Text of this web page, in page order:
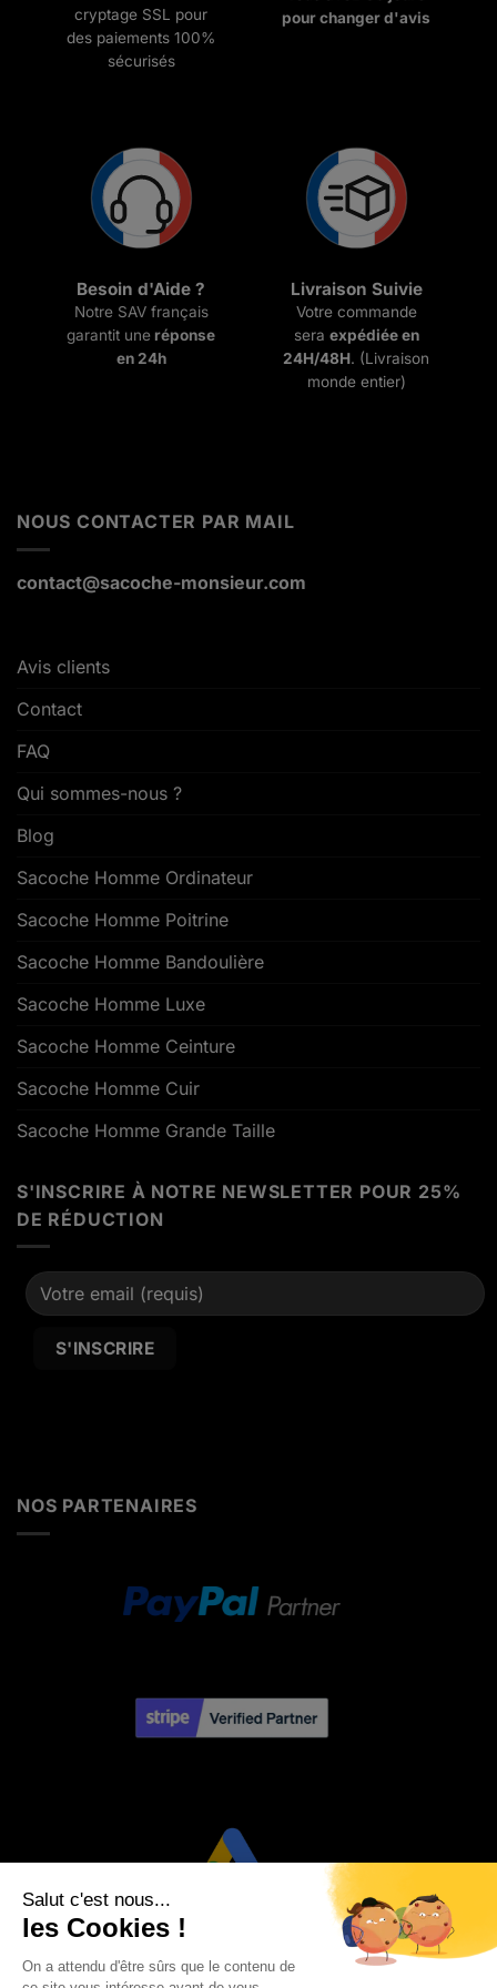
cryptage SSL pour
des paiements 100%
sécurisés
pour changer d'avis
Besoin d'Aide ?
Notre SAV français
garantit une réponse
en 24h
Livraison Suivie
Votre commande
sera expédiée en
24H/48H. (Livraison
monde entier)
NOUS CONTACTER PAR MAIL
contact@sacoche-monsieur.com
Avis clients
Contact
FAQ
Qui sommes-nous ?
Blog
Sacoche Homme Ordinateur
Sacoche Homme Poitrine
Sacoche Homme Bandoulière
Sacoche Homme Luxe
Sacoche Homme Ceinture
Sacoche Homme Cuir
Sacoche Homme Grande Taille
S'INSCRIRE À NOTRE NEWSLETTER POUR 25%
DE RÉDUCTION
NOS PARTENAIRES